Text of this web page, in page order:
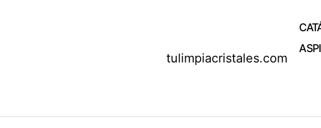
tulimpiacristales.com